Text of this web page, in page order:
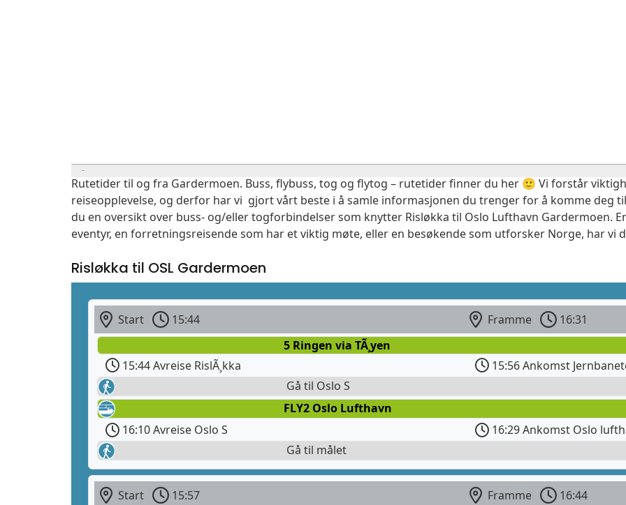
Rutetider til og fra Gardermoen. Buss, flybuss, tog og flytog – rutetider finner du her 🙂 Vi forstår
reiseopplevelse, og derfor har vi gjort vårt beste i å samle informasjonen du trenger for å komme deg
du en oversikt over buss- og/eller togforbindelser som knytter Risløkka til Oslo Lufthavn Gardermoen.
eventyr, en forretningsreisende som har et viktig møte, eller en besøkende som utforsker Norge, har vi
Risløkka til OSL Gardermoen
Start 15:44 Framme
16:31
5 Ringen via TÃ¸yen
15:44 Avreise RislÃ¸kka
15:56 Ankomst
Gå til Oslo S
FLY2 Oslo Lufthavn
16:10 Avreise Oslo S
16:29 Ankomst Oslo
Gå til målet
Start 15:57 Framme
16:44